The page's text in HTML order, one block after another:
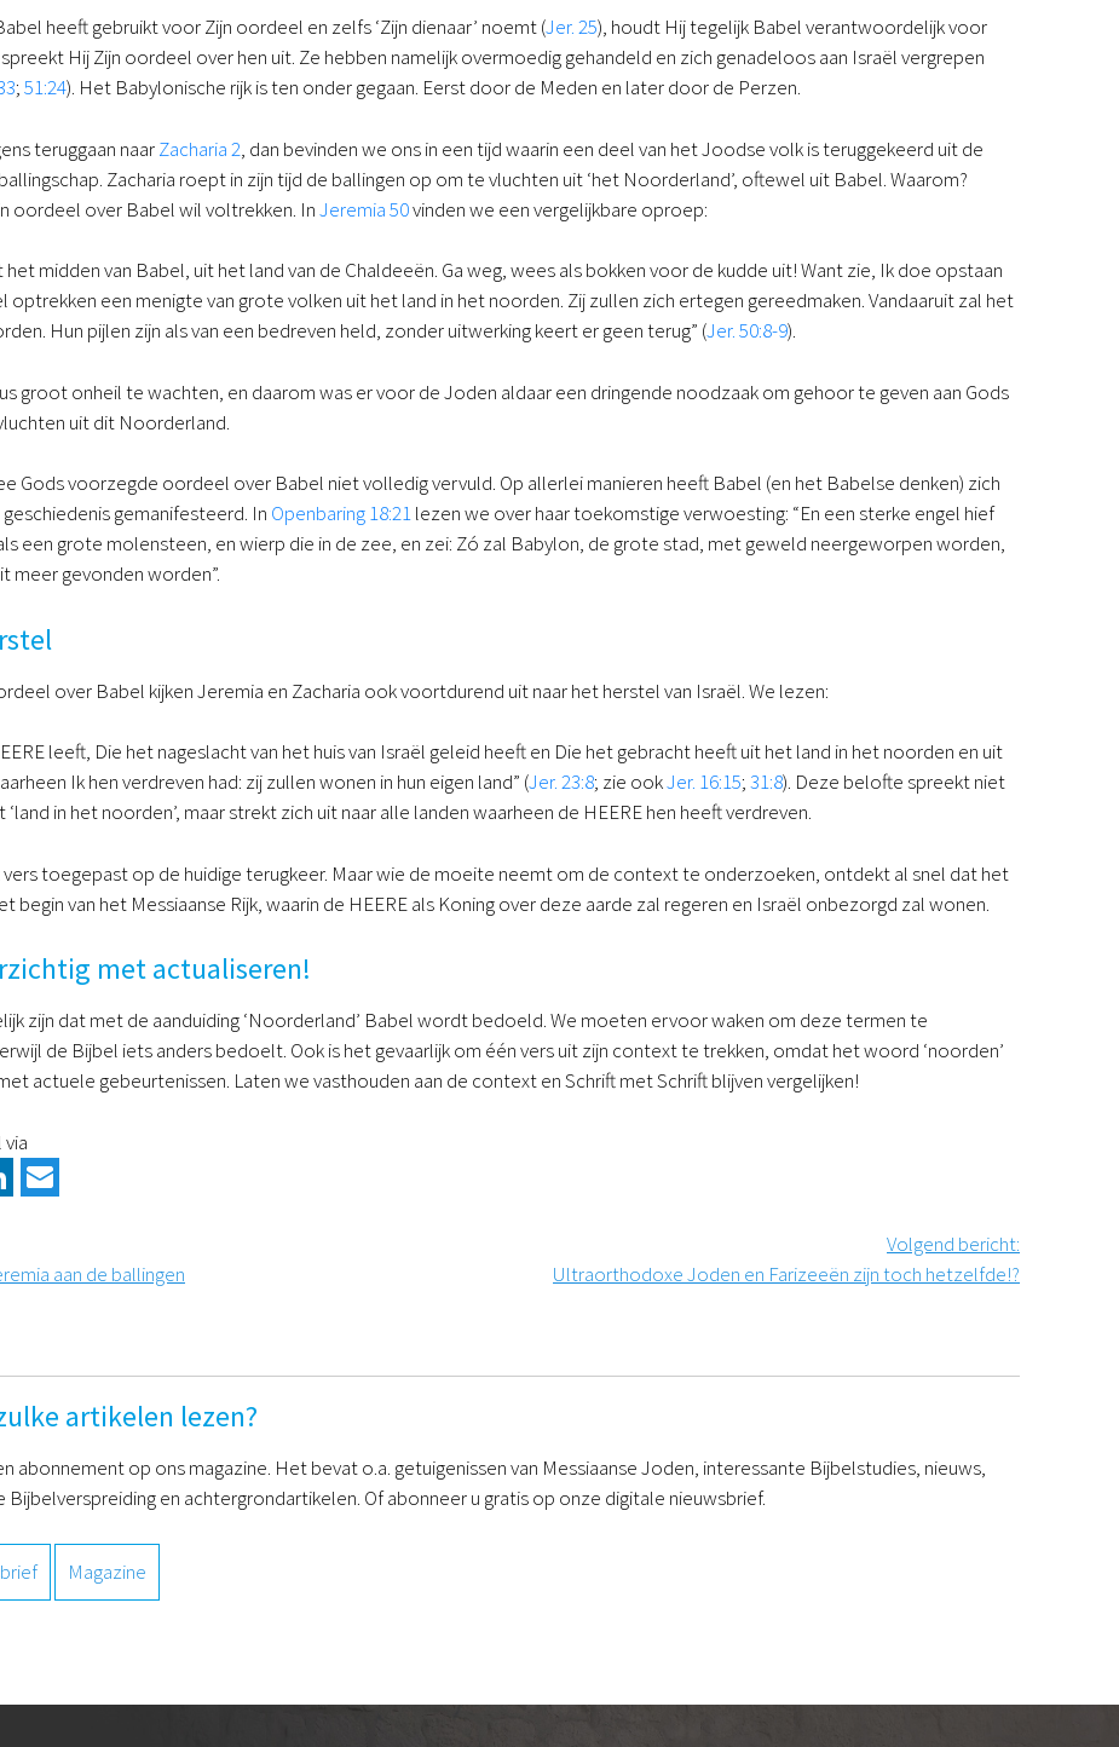
heeft gebruikt voor Zijn oordeel en zelfs ‘Zijn dienaar’ noemt (Jer. 25), houdt Hij tegelijk Babel verantwoordelijk voor
Hij Zijn oordeel over hen uit. Ze hebben namelijk overmoedig gehandeld en zich genadeloos aan Israël vergrepen
;51:24). Het Babylonische rijk is ten onder gegaan. Eerst door de Meden en later door de Perzen.
teruggaan naarZacharia 2, dan bevinden we ons in een tijd waarin een deel van het Joodse volk is teruggekeerd uit de
Zacharia roept in zijn tijd de ballingen op om te vluchten uit ‘het Noorderland’, oftewel uit Babel. Waarom?
oordeel over Babel wil voltrekken. InJeremia 50vinden we een vergelijkbare oproep:
het midden van Babel, uit het land van de Chaldeeën. Ga weg, wees als bokken voor de kudde uit! Want zie, Ik doe opstaan
optrekken een menigte van grote volken uit het land in het noorden. Zij zullen zich ertegen gereedmaken. Vandaaruit zal het
Hun pijlen zijn als van een bedreven held, zonder uitwerking keert er geen terug” (Jer. 50:8-9).
groot onheil te wachten, en daarom was er voor de Joden aldaar een dringende noodzaak om gehoor te geven aan Gods
uit dit Noorderland.
Gods voorzegde oordeel over Babel niet volledig vervuld. Op allerlei manieren heeft Babel (en het Babelse denken) zich
gemanifesteerd. In Openbaring 18:21lezen we over haar toekomstige verwoesting: “En een sterke engel hief
een grote molensteen, en wierp die in de zee, en zei: Zó zal Babylon, de grote stad, met geweld neergeworpen worden,
meer gevonden worden”.
over Babel kijken Jeremia en Zacharia ook voortdurend uit naar het herstel van Israël. We lezen:
leeft, Die het nageslacht van het huis van Israël geleid heeft en Die het gebracht heeft uit het land in het noorden en uit
Ik hen verdreven had: zij zullen wonen in hun eigen land” (Jer. 23:8; zie ookJer. 16:15;31:8). Deze belofte spreekt niet
in het noorden’, maar strekt zich uit naar alle landen waarheen de HEERE hen heeft verdreven.
toegepast op de huidige terugkeer. Maar wie de moeite neemt om de context te onderzoeken, ontdekt al snel dat het
begin van het Messiaanse Rijk, waarin de HEERE als Koning over deze aarde zal regeren en Israël onbezorgd zal wonen.
met actualiseren!
zijn dat met de aanduiding ‘Noorderland’ Babel wordt bedoeld. We moeten ervoor waken om deze termen te
de Bijbel iets anders bedoelt. Ook is het gevaarlijk om één vers uit zijn context te trekken, omdat het woord ‘noorden’
actuele gebeurtenissen. Laten we vasthouden aan de context en Schrift met Schrift blijven vergelijken!
aan de ballingen
Volgend bericht:
Ultraorthodoxe Joden en Farizeeën zijn toch hetzelfde!?
artikelen lezen?
abonnement op ons magazine. Het bevat o.a. getuigenissen van Messiaanse Joden, interessante Bijbelstudies, nieuws,
Bijbelverspreiding en achtergrondartikelen. Of abonneer u gratis op onze digitale nieuwsbrief.
Magazine